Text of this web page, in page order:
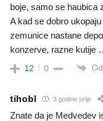
boje, samo se haubica
A kad se dobro
zemunice nastane
konzerve, razne kutije
12 0
tihobl 3 godine prije
Znate da je Medvedev